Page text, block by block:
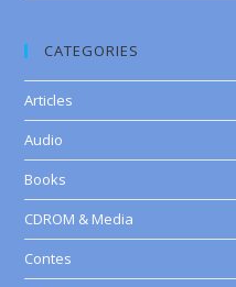
CATEGORIES
Articles
Audio
Books
CDROM & Media
Contes